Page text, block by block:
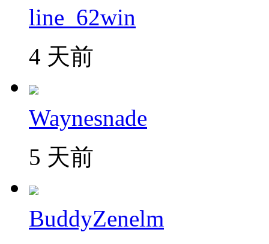
line_62win
4 天前
Waynesnade
5 天前
BuddyZenelm